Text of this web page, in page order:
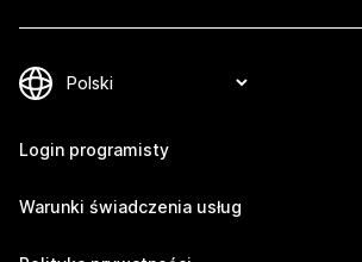
Login programisty
Warunki świadczenia usług